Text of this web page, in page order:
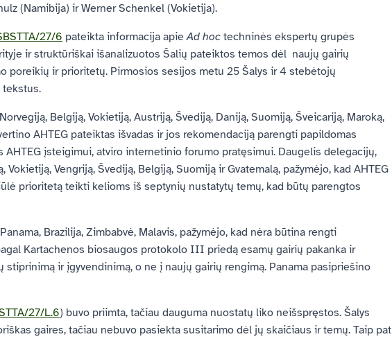
(Namibija) ir Werner Schenkel (Vokietija).
27/6 pateikta informacija apieAd hoc techninės ekspertų grupės
ir struktūriškai išanalizuotos Šalių pateiktos temos dėl naujų gairių
poreikių ir prioritetų. Pirmosios sesijos metu 25 Šalys ir 4 stebėtojų
tekstus.
Belgiją, Vokietiją, Austriją, Švediją, Daniją, Suomiją, Šveicariją, Maroką,
AHTEG pateiktas išvadas ir jos rekomendaciją parengti papildomas
AHTEG įsteigimui, atviro internetinio forumo pratęsimui. Daugelis delegacijų,
Vengriją, Švediją, Belgiją, Suomiją ir Gvatemalą, pažymėjo, kad AHTEG
prioritetą teikti kelioms iš septynių nustatytų temų, kad būtų parengtos
Brazilija, Zimbabvė, Malavis, pažymėjo, kad nėra būtina rengti
Kartachenos biosaugos protokolo III priedą esamų gairių pakanka ir
ir įgyvendinimą, o ne į naujų gairių rengimą. Panama pasipriešino
27/L.6) buvo priimta, tačiau dauguma nuostatų liko neišspręstos. Šalys
gaires, tačiau nebuvo pasiekta susitarimo dėl jų skaičiaus ir temų. Taip pat